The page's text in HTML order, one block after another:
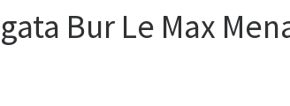
Bur Le Max